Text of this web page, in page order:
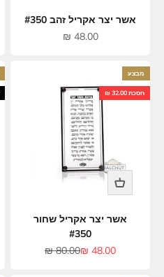
אשר יצר אקריל זהב #350
מחיר מבצע
48.00 ₪
מבצע
חסכת 32.00 ₪
אשר יצר אקריל שחור
#350
מחיר מבצע
48.00 ₪ מחיר רגיל
80.00 ₪